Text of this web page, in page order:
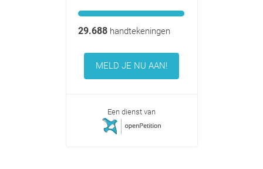
29.688handtekeningen
MELD JE NU AAN!
Een dienst van